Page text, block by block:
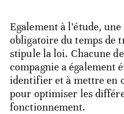
Egalement à l’étude,
obligatoire du temps de
stipule la loi. Chacune
compagnie a également
identifier et à mettre en
pour optimiser les
fonctionnement.